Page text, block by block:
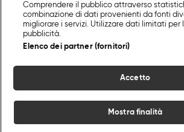
Comprendere il pubblico attraverso
combinazione di dati provenienti da fonti
migliorare i servizi. Utilizzare dati limitati per
pubblicità.
Elenco dei partner (fornitori)
Accetto
Mostra finalità